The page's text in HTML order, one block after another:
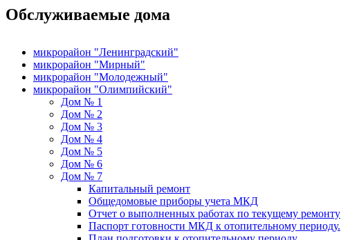
Обслуживаемые дома
микрорайон "Ленинградский"
микрорайон "Мирный"
микрорайон "Молодежный"
микрорайон "Олимпийский"
Дом № 1
Дом № 2
Дом № 3
Дом № 4
Дом № 5
Дом № 6
Дом № 7
Капитальный ремонт
Общедомовые приборы учета МКД
Отчет о выполненных работах по текущему ремонту
Паспорт готовности МКД к отопительному периоду.